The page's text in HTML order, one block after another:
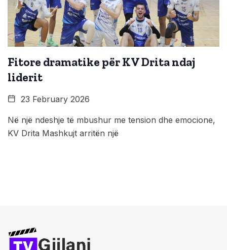
Fitore dramatike për KV Drita ndaj
liderit
23 February 2026
Në një ndeshje të mbushur me tension dhe emocione,
KV Drita Mashkujt arritën një